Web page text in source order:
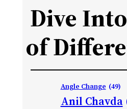
Dive
of
Angle Change (49)
Anil Chavda